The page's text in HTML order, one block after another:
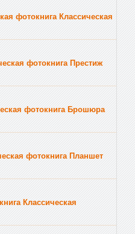
фотокнига Классическая
фотокнига Престиж
фотокнига Брошюра
фотокнига Планшет
Классическая